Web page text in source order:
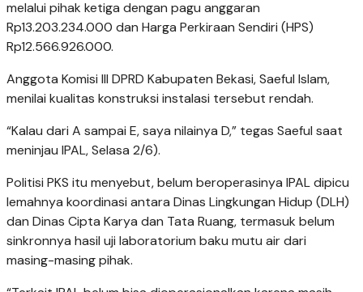
melalui pihak ketiga dengan pagu anggaran
Rp13.203.234.000 dan Harga Perkiraan Sendiri (HPS)
Rp12.566.926.000.
Anggota Komisi III DPRD Kabupaten Bekasi, Saeful Islam,
menilai kualitas konstruksi instalasi tersebut rendah.
“Kalau dari A sampai E, saya nilainya D,” tegas Saeful saat
meninjau IPAL, Selasa 2/6).
Politisi PKS itu menyebut, belum beroperasinya IPAL dipicu
lemahnya koordinasi antara Dinas Lingkungan Hidup (DLH)
dan Dinas Cipta Karya dan Tata Ruang, termasuk belum
sinkronnya hasil uji laboratorium baku mutu air dari
masing-masing pihak.